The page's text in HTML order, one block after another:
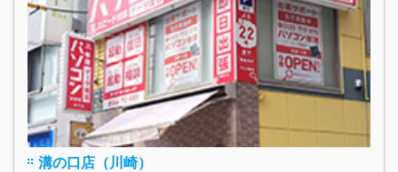
溝の口店（川崎）